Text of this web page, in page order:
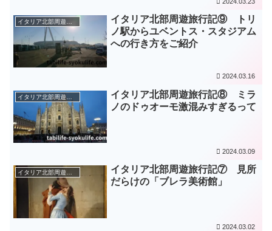
イタリア北部周遊旅（2018年～2019年）
イタリア北部周遊旅行記⑨ トリ
ノ駅からユベントス・スタジアム
への行き方をご紹介
2024.03.16
イタリア北部周遊旅（2018年～2019年）
イタリア北部周遊旅行記⑧ ミラ
ノのドゥオーモ激混みすぎるって
2024.03.09
イタリア北部周遊旅（2018年～2019年）
イタリア北部周遊旅行記⑦ 見所
だらけの「ブレラ美術館」
2024.03.02